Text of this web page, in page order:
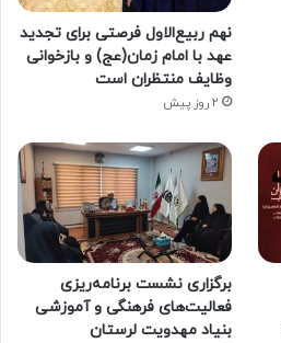
نهم ربیع‌الاول فرصتی برای تجدید
عهد با امام زمان(عج) و بازخوانی
وظایف منتظران است
2 روز پیش
برگزاری نشست برنامه‌ریزی
فعالیت‌های فرهنگی و آموزشی
بنیاد مهدویت لرستان